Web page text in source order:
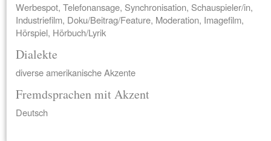
Werbespot, Telefonansage, Synchronisation, Schauspieler/in,
Industriefilm, Doku/Beitrag/Feature, Moderation, Imagefilm,
Hörspiel, Hörbuch/Lyrik
Dialekte
diverse amerikanische Akzente
Fremdsprachen mit Akzent
Deutsch